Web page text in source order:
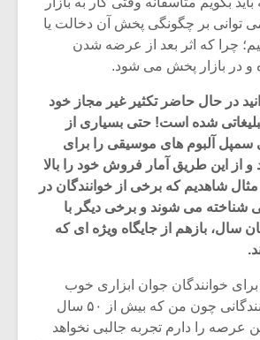
توانی بر چگونگی پخش آن دخالت یا
چرا که اثر بعد از عرضه شدن
و در بازار پخش می شود.
در حال حاضر تکثیر غیر مجاز خود
تبلیغاتی شده است! حتی بسیاری از
آلبوم های موسیقی را برای
از این طریق آمار فروش خود را بالا
شاهدیم که برخی از خوانندگان در
شناخته می شوند و برخی دیگر با
سال، بازهم از جایگاه ویژه ای که
خوانندگان جوان ابزاری خوب
باشد اما برای خوانندگانی چون من که بیش از ۵۰ سال
عرصه را دارم تجربه جالبی نخواهد